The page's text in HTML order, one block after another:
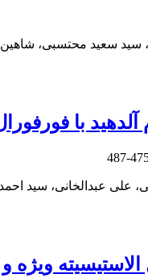
سید سعید محتسبی،
با
475-
عبدالخانی، سید
الاستیسیته